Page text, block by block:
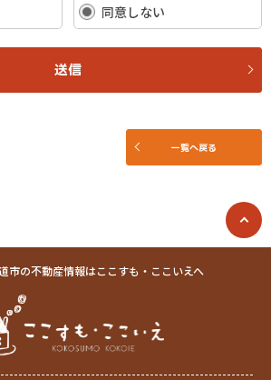
に関する規程を明確にし、従業者に周知徹底し
対しても適切にお客さま情報を取り扱うように要
報について、お客さま本人からの開示、訂正、削
に従ってお客さま情報の取り扱いをいたします。
目的
のサービスをお客さまにご利用いただくにあた
、訪問、提案、見積、各種の工事やサービス提供
あるいは協力会社又は業務委託先等を通じて、お
さまの電子メールアドレス、氏名、住所、電話番
が、これらの個人情報は下記の目的に利用させて
同意しない
送信
一覧へ戻る
市の不動産情報はここすも・ここいえへ